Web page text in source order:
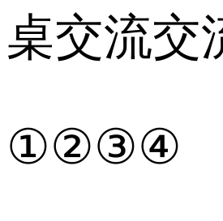
桌交流交
①②③④